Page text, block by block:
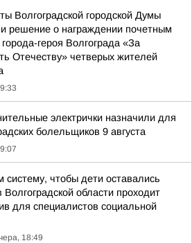
Волгоградской городской Думы
решение о награждении почетным
героя Волгограда «За
Отечеству» четверых жителей
электрички назначили для
болельщиков 9 августа
систему, чтобы дети оставались
Волгоградской области проходит
для специалистов социальной
18:49